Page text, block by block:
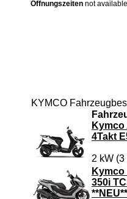
Öffnungszeiten not available
KYMCO
4Takt
2 kW (3
Kymco
350i
**NEU**